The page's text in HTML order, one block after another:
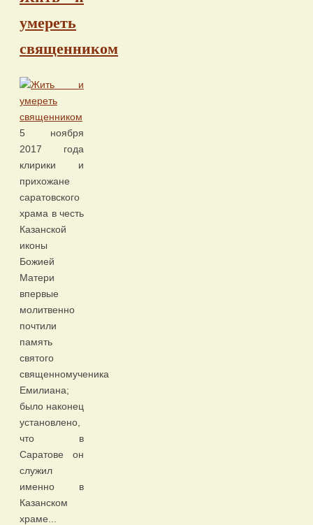
умереть
священником
5 ноября
2017 года
клирики и
прихожане
саратовского
храма в честь
Казанской
иконы
Божией
Матери
впервые
молитвенно
почтили
память
святого
священномученика
Емилиана;
было наконец
установлено,
что в
Саратове он
служил
именно в
Казанском
храме...